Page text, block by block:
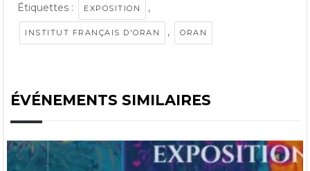
Étiquettes : EXPOSITION ,
INSTITUT FRANÇAIS D'ORAN , ORAN
ÉVÉNEMENTS SIMILAIRES